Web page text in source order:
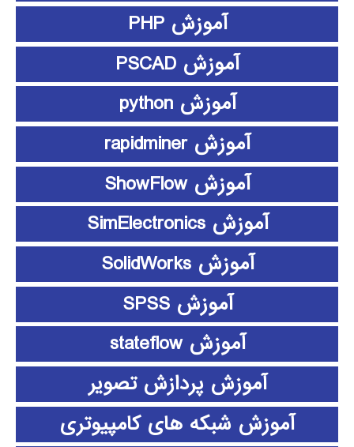
آموزش PHP
آموزش PSCAD
آموزش python
آموزش rapidminer
آموزش ShowFlow
آموزش SimElectronics
آموزش SolidWorks
آموزش SPSS
آموزش stateflow
آموزش پردازش تصویر
آموزش شبکه های کامپیوتری